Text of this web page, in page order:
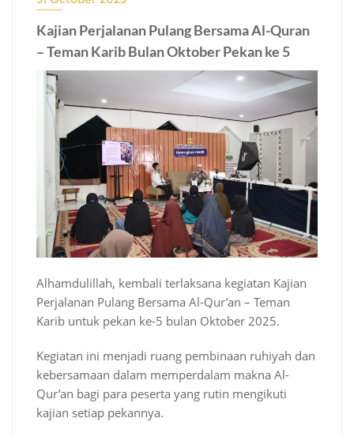
Kajian Perjalanan Pulang Bersama Al-Quran
– Teman Karib Bulan Oktober Pekan ke 5
Alhamdulillah, kembali terlaksana kegiatan Kajian
Perjalanan Pulang Bersama Al-Qur’an – Teman
Karib untuk pekan ke-5 bulan Oktober 2025.
Kegiatan ini menjadi ruang pembinaan ruhiyah dan
kebersamaan dalam memperdalam makna Al-
Qur’an bagi para peserta yang rutin mengikuti
kajian setiap pekannya.